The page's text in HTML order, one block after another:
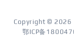
Copyright © 2026
鄂ICP备